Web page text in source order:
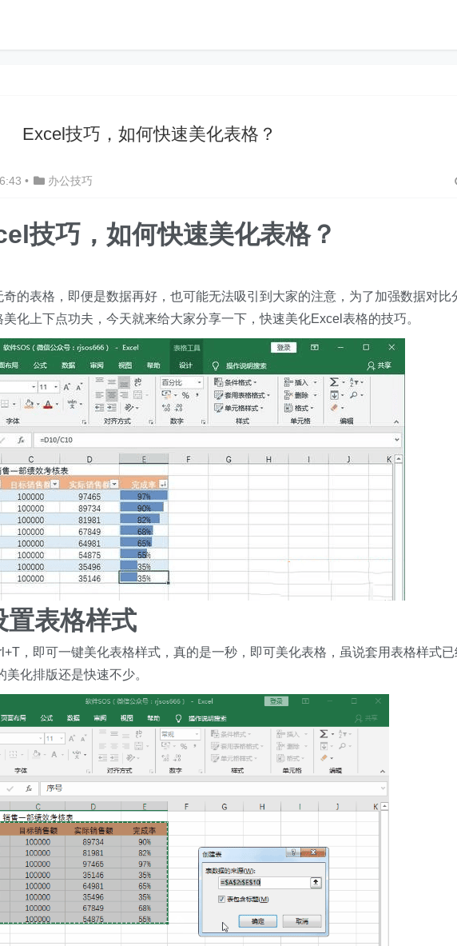
​​Excel技巧，如何快速美化表格？
• 办公技巧
技巧，如何快速美化表格？
的表格，即便是数据再好，也可能无法吸引到大家的注意，为了加强数据对比
化上下点功夫，今天就来给大家分享一下，快速美化Excel表格的技巧。
表格样式
，即可一键美化表格样式，真的是一秒，即可美化表格，虽说套用表格样式已
化排版还是快速不少。